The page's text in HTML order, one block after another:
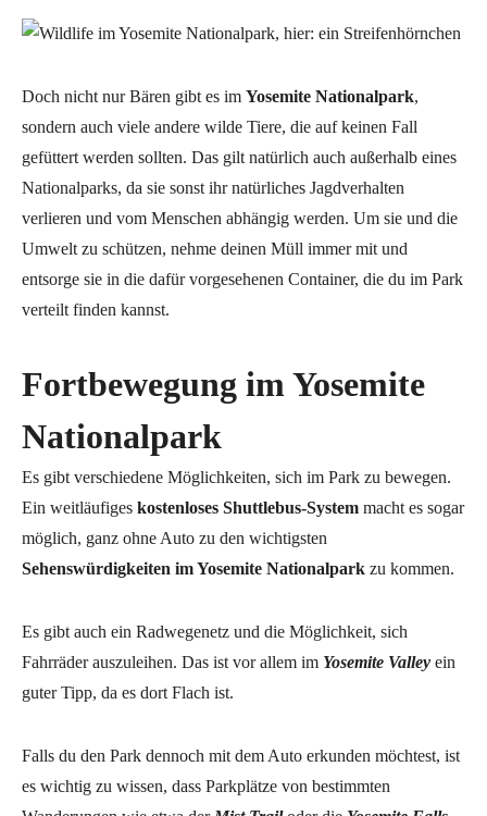
Doch nicht nur Bären gibt es im Yosemite Nationalpark,
sondern auch viele andere wilde Tiere, die auf keinen Fall
gefüttert werden sollten. Das gilt natürlich auch außerhalb eines
Nationalparks, da sie sonst ihr natürliches Jagdverhalten
verlieren und vom Menschen abhängig werden. Um sie und die
Umwelt zu schützen, nehme deinen Müll immer mit und
entsorge sie in die dafür vorgesehenen Container, die du im Park
verteilt finden kannst.
Fortbewegung im Yosemite
Nationalpark
Es gibt verschiedene Möglichkeiten, sich im Park zu bewegen.
Ein weitläufiges kostenloses Shuttlebus-System macht es sogar
möglich, ganz ohne Auto zu den wichtigsten
Sehenswürdigkeiten im Yosemite Nationalpark zu kommen.
Es gibt auch ein Radwegenetz und die Möglichkeit, sich
Fahrräder auszuleihen. Das ist vor allem im Yosemite Valley ein
guter Tipp, da es dort Flach ist.
Falls du den Park dennoch mit dem Auto erkunden möchtest, ist
es wichtig zu wissen, dass Parkplätze von bestimmten